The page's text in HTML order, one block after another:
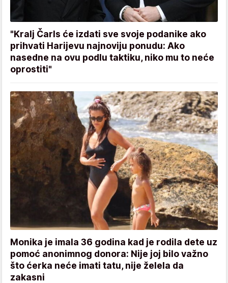
"Kralj Čarls će izdati sve svoje podanike ako
prihvati Harijevu najnoviju ponudu: Ako
nasedne na ovu podlu taktiku, niko mu to neće
oprostiti"
Monika je imala 36 godina kad je rodila dete uz
pomoć anonimnog donora: Nije joj bilo važno
što ćerka neće imati tatu, nije želela da
zakasni